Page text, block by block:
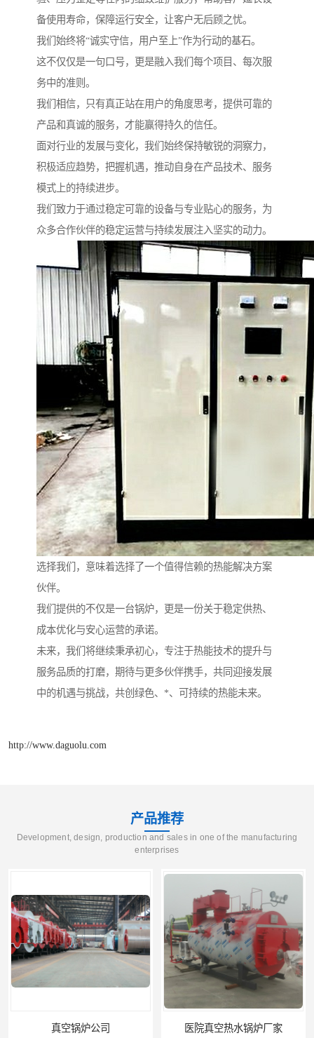
备使用寿命，保障运行安全，让客户无后顾之忧。
我们始终将“诚实守信，用户至上”作为行动的基石。
这不仅仅是一句口号，更是融入我们每个项目、每次服
务中的准则。
我们相信，只有真正站在用户的角度思考，提供可靠的
产品和真诚的服务，才能赢得持久的信任。
面对行业的发展与变化，我们始终保持敏锐的洞察力，
积极适应趋势，把握机遇，推动自身在产品技术、服务
模式上的持续进步。
我们致力于通过稳定可靠的设备与专业贴心的服务，为
众多合作伙伴的稳定运营与持续发展注入坚实的动力。
选择我们，意味着选择了一个值得信赖的热能解决方案
伙伴。
我们提供的不仅是一台锅炉，更是一份关于稳定供热、
成本优化与安心运营的承诺。
未来，我们将继续秉承初心，专注于热能技术的提升与
服务品质的打磨，期待与更多伙伴携手，共同迎接发展
中的机遇与挑战，共创绿色、*、可持续的热能未来。
http://www.daguolu.com
产品推荐
Development, design, production and sales in one of the manufacturing
enterprises
医院真空热水锅炉厂家 养殖真空热水锅炉厂商